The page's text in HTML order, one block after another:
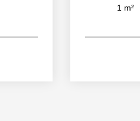
1 m²